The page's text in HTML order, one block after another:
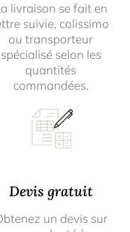
livraison se fait en
suivie, colissimo
ou transporteur
spécialisé selon les
quantités
commandées.
Devis gratuit
un devis sur